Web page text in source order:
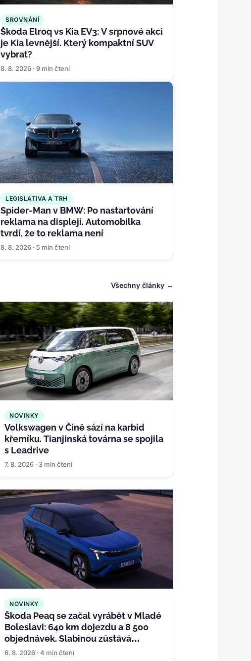
SROVNÁNÍ
Škoda Elroq vs Kia EV3: V srpnové akci
je Kia levnější. Který kompaktní SUV
vybrat?
8. 8. 2026 · 9 min čtení
LEGISLATIVA A TRH
Spider-Man v BMW: Po nastartování
reklama na displeji. Automobilka
tvrdí, že to reklama není
8. 8. 2026 · 5 min čtení
Všechny články
NOVINKY
Volkswagen v Číně sází na karbid
křemíku. Tianjinská továrna se spojila
s Leadrive
7. 8. 2026 · 3 min čtení
NOVINKY
Škoda Peaq se začal vyrábět v Mladé
Boleslavi: 640 km dojezdu a 8 500
objednávek. Slabinou zůstává
nabíjení
6. 8. 2026 · 4 min čtení